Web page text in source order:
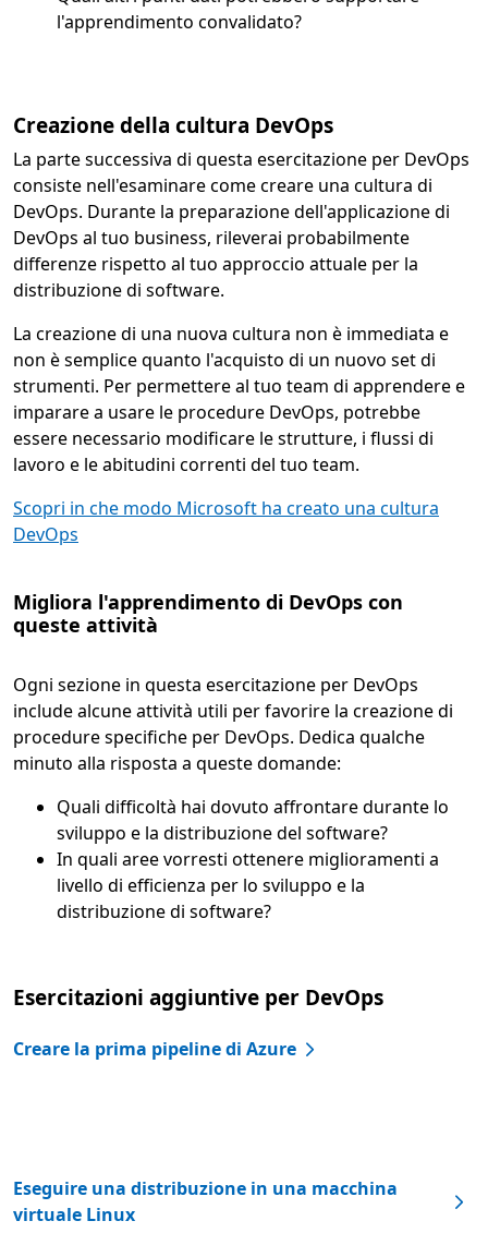
l'apprendimento convalidato?
Creazione della cultura DevOps
La parte successiva di questa esercitazione per DevOps
consiste nell'esaminare come creare una cultura di
DevOps. Durante la preparazione dell'applicazione di
DevOps al tuo business, rileverai probabilmente
differenze rispetto al tuo approccio attuale per la
distribuzione di software.
La creazione di una nuova cultura non è immediata e
non è semplice quanto l'acquisto di un nuovo set di
strumenti. Per permettere al tuo team di apprendere e
imparare a usare le procedure DevOps, potrebbe
essere necessario modificare le strutture, i flussi di
lavoro e le abitudini correnti del tuo team.
Scopri in che modo Microsoft ha creato una cultura
DevOps
Migliora l'apprendimento di DevOps con
queste attività
Ogni sezione in questa esercitazione per DevOps
include alcune attività utili per favorire la creazione di
procedure specifiche per DevOps. Dedica qualche
minuto alla risposta a queste domande:
Quali difficoltà hai dovuto affrontare durante lo
sviluppo e la distribuzione del software?
In quali aree vorresti ottenere miglioramenti a
livello di efficienza per lo sviluppo e la
distribuzione di software?
Esercitazioni aggiuntive per DevOps
Creare la prima pipeline di Azure
Eseguire una distribuzione in una macchina
virtuale Linux